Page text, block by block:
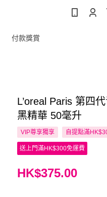
付款獎賞
L’oreal Paris 第四
黑精華 50毫升
VIP尊享獨享 自提點滿
送上門滿HK$300免運費
HK$375.00